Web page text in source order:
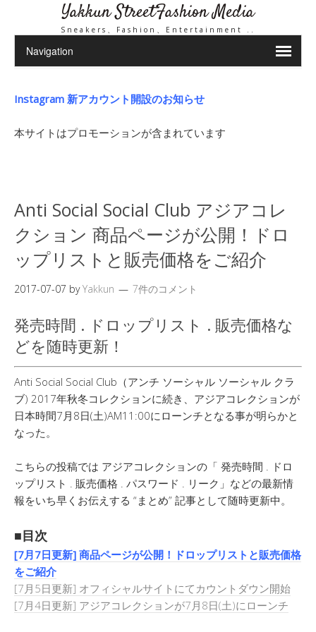
Yakkun StreetFashion Media
Sneakers、Fashion、Entertainment ..
Instagram 新アカウント開設のお知らせ
本サイトはプロモーションが含まれています
Anti Social Social Club アジアコレ
クション 商品ページが公開！ドロ
ップリストと販売価格をご紹介
2017-07-07 byYakkun 7件のコメント
発売時間 . ドロップリスト . 販売価格な
どを随時更新！
Anti Social Social Club（アンチ ソーシャル ソーシャル クラ
ブ) 2017年秋冬コレクションに続き、アジアコレクションが
日本時間7月8日(土)AM11:00にローンチとなる事が明らかと
なった。
こちらの投稿では アジアコレクションの「 発売時間 . ドロ
ップリスト . 販売価格 . パスワード . リーク」などの最新情
報をいち早くお伝えする “まとめ” 記事として随時更新中。
■目次
[7月7日更新] 商品ページが公開！ドロップリストと販売価格
をご紹介
[7月5日更新] オフィシャルサイトにてカウントダウン開始
[7月4日更新] アジアコレクションが7月8日(土)にローンチ